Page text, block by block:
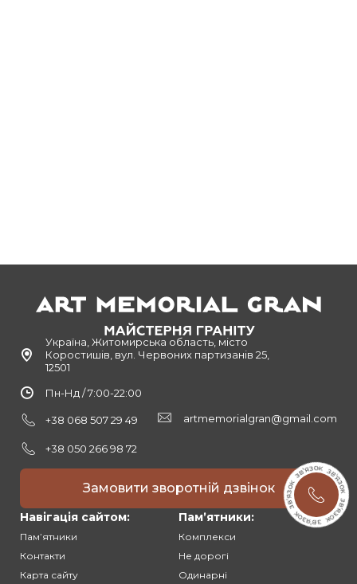
Україна, Житомирська область, місто
Коростишів, вул. Червоних партизанів 25,
12501
Пн-Нд / 7:00-22:00
+38 068 507 29 49
+38 050 266 98 72
artmemorialgran@gmail.com
Замовити зворотній дзвінок
Навігація сайтом:
Памʼятники
Контакти
Карта сайту
Памʼятники:
Комплекси
Не дорогі
Одинарні